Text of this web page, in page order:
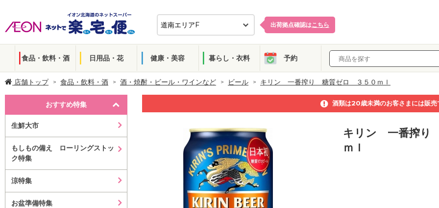
出荷拠点確認はこちら
食品・飲料・酒 日用品・花 健康・美容 暮らし・衣料 予約
店舗トップ 食品・飲料・酒 酒・焼酎・ビール・ワインなど ビール キリン 一番搾り 糖質ゼロ ３５０ｍｌ
おすすめ特集
生鮮大市
もしもの備え ローリングストッ
ク特集
涼特集
お盆準備特集
酒類は20歳未満のお客さまには販売
キリン 一番搾
ｍｌ